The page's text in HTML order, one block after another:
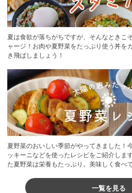
夏は食欲が落ちがちですが、そんなときこ
ャージ！お肉や夏野菜をたっぷり使う丼を
き飛ばしましょう！
夏野菜のおいしい季節がやってきました！
ッキーニなどを使ったレシピをご紹介しま
た夏野菜は栄養もたっぷり。美味しく食べ
一覧を見る